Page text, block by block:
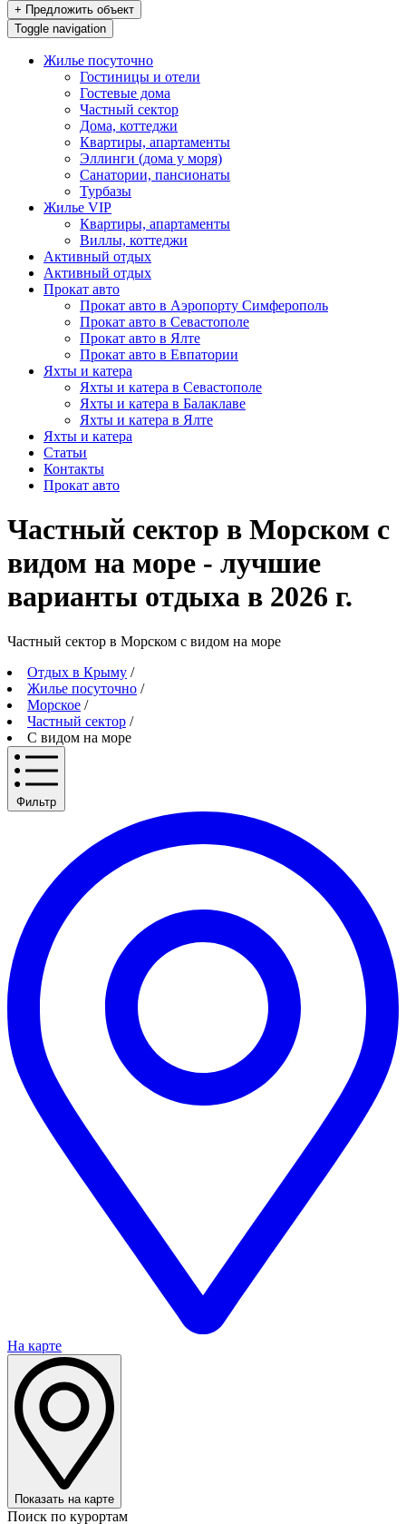
+ Предложить объект
Toggle navigation
Жилье посуточно
Гостиницы и отели
Гостевые дома
Частный сектор
Дома, коттеджи
Квартиры, апартаменты
Эллинги (дома у моря)
Санатории, пансионаты
Турбазы
Жилье VIP
Квартиры, апартаменты
Виллы, коттеджи
Активный отдых
Активный отдых
Прокат авто
Прокат авто в Аэропорту Симферополь
Прокат авто в Севастополе
Прокат авто в Ялте
Прокат авто в Евпатории
Яхты и катера
Яхты и катера в Севастополе
Яхты и катера в Балаклаве
Яхты и катера в Ялте
Яхты и катера
Статьи
Контакты
Прокат авто
Частный сектор в Морском с
видом на море - лучшие
варианты отдыха в 2026 г.
Частный сектор в Морском с видом на море
Отдых в Крыму /
Жилье посуточно /
Морское /
Частный сектор /
С видом на море
Фильтр
На карте
Показать на карте
Поиск по курортам